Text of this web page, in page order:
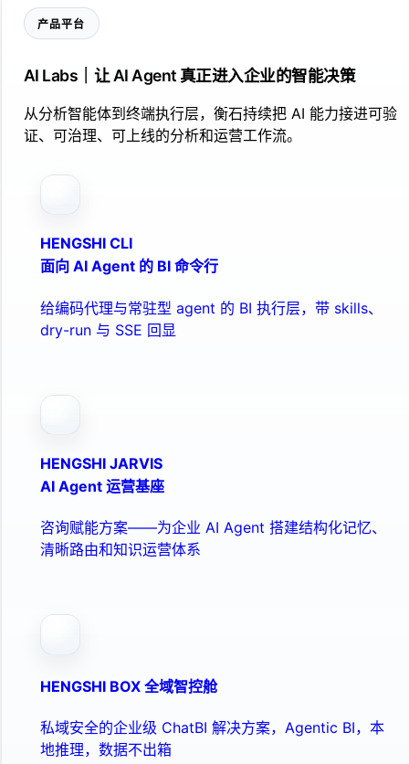
产品平台
AI Labs｜让 AI Agent 真正进入企业的智能决策
从分析智能体到终端执行层，衡石持续把 AI 能力接进可验
证、可治理、可上线的分析和运营工作流。
HENGSHI CLI
面向 AI Agent 的 BI 命令行
给编码代理与常驻型 agent 的 BI 执行层，带 skills、
dry-run 与 SSE 回显
HENGSHI JARVIS
AI Agent 运营基座
咨询赋能方案——为企业 AI Agent 搭建结构化记忆、
清晰路由和知识运营体系
HENGSHI BOX 全域智控舱
私域安全的企业级 ChatBI 解决方案，Agentic BI，本
地推理，数据不出箱